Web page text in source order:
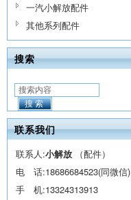
一汽小解放配件
其他系列配件
搜索
搜索
联系我们
联系人:小解放 （配件）
电 话:18686684523(同微信)
手 机:13324313913